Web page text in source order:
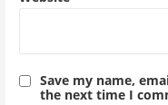
Save my name,
the next time I